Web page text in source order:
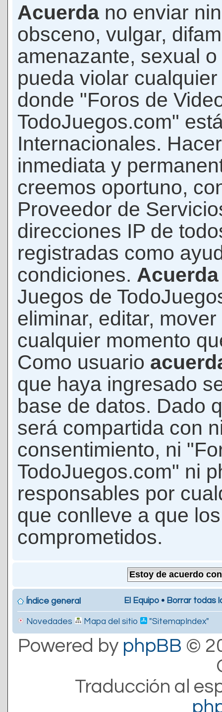
Acuerda no enviar
obsceno, vulgar,
amenazante, sexual
pueda violar
donde "Foros de
TodoJuegos.com"
Internacionales.
inmediata y
creemos oportuno,
Proveedor de
direcciones IP de
registradas como
condiciones. Acuerda
Juegos de
eliminar, editar,
cualquier momento
Como usuario
que haya ingresado
base de datos. Dado
será compartida con
consentimiento, ni
TodoJuegos.com" ni
responsables por
que conlleve a que
comprometidos.
Índice general El Equipo • Borrar todas
Novedades Mapa del sitio "SitemapIndex"
Powered by phpBB ©
Traducción al